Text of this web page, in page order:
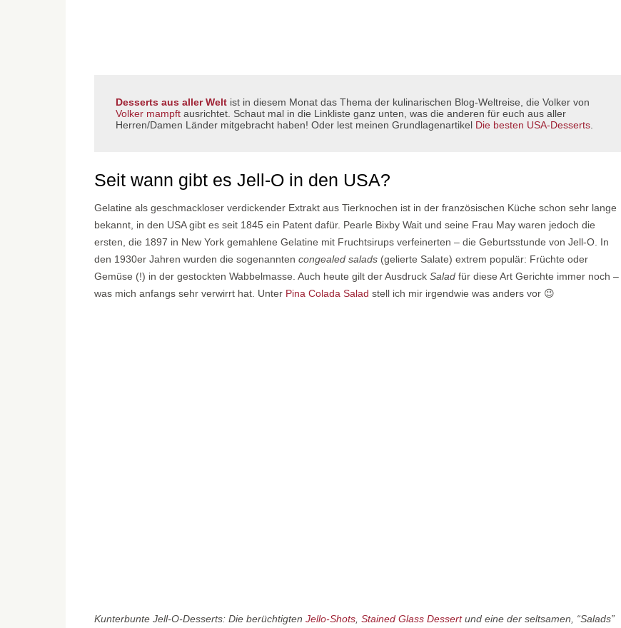
Desserts aus aller Welt ist in diesem Monat das Thema der kulinarischen Blog-Weltreise, die Volker von
Volker mampft ausrichtet. Schaut mal in die Linkliste ganz unten, was die anderen für euch aus aller
Herren/Damen Länder mitgebracht haben! Oder lest meinen Grundlagenartikel Die besten USA-Desserts
Seit wann gibt es Jell-O in den USA?
Gelatine als geschmackloser verdickender Extrakt aus Tierknochen ist in der französischen Küche schon sehr lange
bekannt, in den USA gibt es seit 1845 ein Patent dafür. Pearle Bixby Wait und seine Frau May waren jedoch die
ersten, die 1897 in New York gemahlene Gelatine mit Fruchtsirups verfeinerten – die Geburtsstunde von Jell-O. In
den 1930er Jahren wurden die sogenannten congealed salads (gelierte Salate) extrem populär: Früchte oder
Gemüse (!) in der gestockten Wabbelmasse. Auch heute gilt der Ausdruck Salad für diese Art Gerichte immer noch –
was mich anfangs sehr verwirrt hat. Unter Pina Colada Salad stell ich mir irgendwie was anders vor 😉
Kunterbunte Jell-O-Desserts: Die berüchtigten Jello-Shots Stained Glass Dessertund eine der seltsamen, “Salads”